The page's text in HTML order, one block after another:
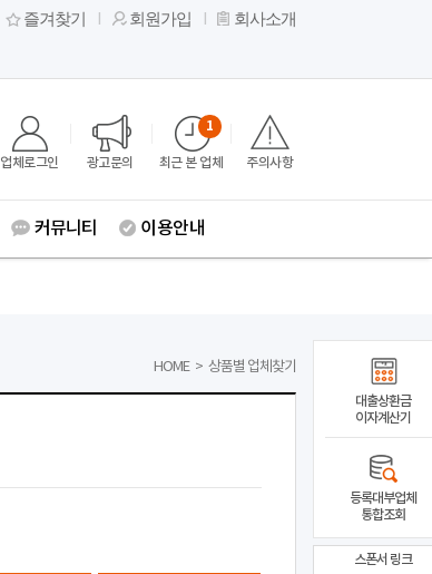
즐겨찾기 회원가입 회사소개
업체로그인 광고문의 최근 본 업체
1
주의사항
커뮤니티 이용안내
HOME > 상품별 업체찾기
대출상환금
이자계산기
등록대부업체
통합조회
스폰서 링크